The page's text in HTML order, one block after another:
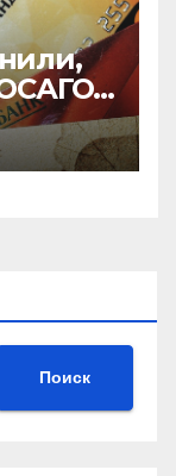
Поиск